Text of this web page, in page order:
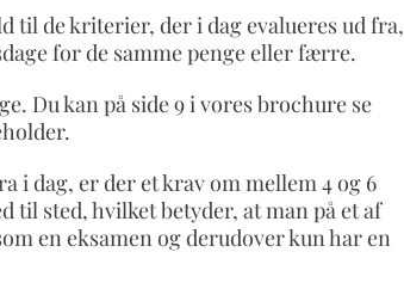
til de kriterier, der i dag evalueres ud fra,
for de samme penge eller færre.
Du kan på side 9 i vores brochure se
i dag, er der et krav om mellem 4 og 6
til sted, hvilket betyder, at man på et af
en eksamen og derudover kun har en